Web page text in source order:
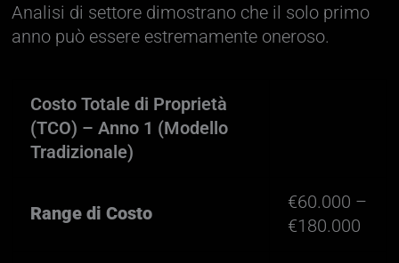
Analisi di settore dimostrano che il solo primo
anno può essere estremamente oneroso.
Costo Totale di Proprietà
(TCO) – Anno 1 (Modello
Tradizionale)
Range di Costo
€60.000 –
€180.000